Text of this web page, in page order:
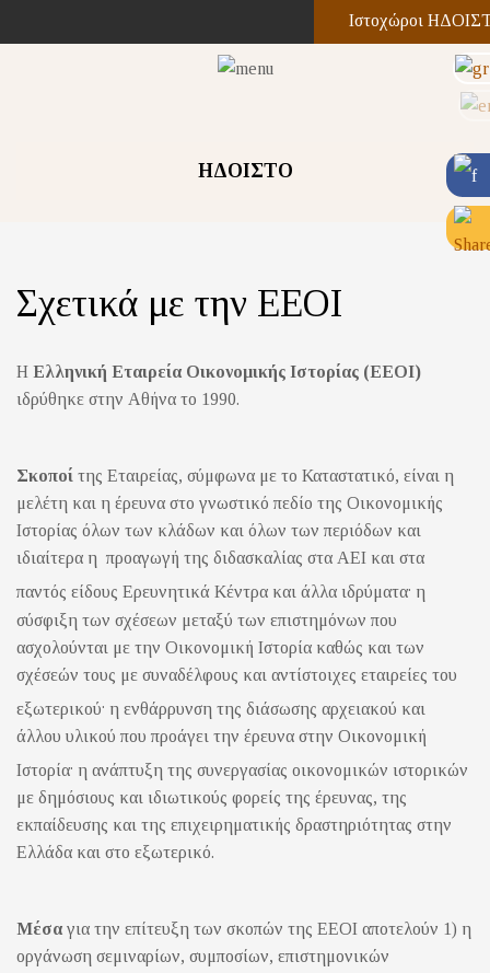
Ιστοχώροι
ΗΔΟΙΣΤΟ
Σχετικά με την ΕΕΟΙ
H Ελληνική Εταιρεία Οικονομικής Ιστορίας (ΕΕΟΙ)
ιδρύθηκε στην Αθήνα το 1990.
Σκοποί της Εταιρείας, σύμφωνα με το Καταστατικό, είναι η
μελέτη και η έρευνα στο γνωστικό πεδίο της Οικονομικής
Ιστορίας όλων των κλάδων και όλων των περιόδων και
ιδιαίτερα η προαγωγή της διδασκαλίας στα ΑΕΙ και στα
παντός είδους Ερευνητικά Κέντρα και άλλα ιδρύματα. η
σύσφιξη των σχέσεων μεταξύ των επιστημόνων που
ασχολούνται με την Οικονομική Ιστορία καθώς και των
σχέσεών τους με συναδέλφους και αντίστοιχες εταιρείες του
εξωτερικού. η ενθάρρυνση της διάσωσης αρχειακού και
άλλου υλικού που προάγει την έρευνα στην Οικονομική
Ιστορία. η ανάπτυξη της συνεργασίας οικονομικών ιστορικών
με δημόσιους και ιδιωτικούς φορείς της έρευνας, της
εκπαίδευσης και της επιχειρηματικής δραστηριότητας στην
Ελλάδα και στο εξωτερικό.
Μέσα για την επίτευξη των σκοπών της ΕΕΟΙ αποτελούν 1) η
οργάνωση σεμιναρίων, συμποσίων, επιστημονικών